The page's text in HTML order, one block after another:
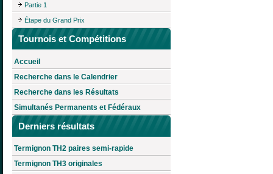
Partie 1
Étape du Grand Prix
Tournois et Compétitions
Accueil
Recherche dans le Calendrier
Recherche dans les Résultats
Simultanés Permanents et Fédéraux
Derniers résultats
Termignon TH2 paires semi-rapide
Termignon TH3 originales